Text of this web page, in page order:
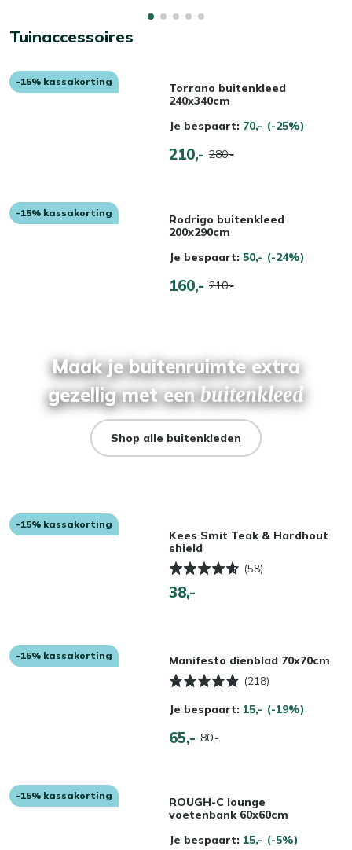
Tuinaccessoires
-15% kassakorting
Torrano buitenkleed
240x340cm
Je bespaart: 70,- (-25%)
210,- 280,-
-15% kassakorting
Rodrigo buitenkleed
200x290cm
Je bespaart: 50,- (-24%)
160,- 210,-
Maak je buitenruimte extra
gezellig met eenbuitenkleed
Shop alle buitenkleden
-15% kassakorting
Kees Smit Teak & Hardhout
shield
(58)
38,-
-15% kassakorting Manifesto dienblad 70x70cm
(218)
Je bespaart: 15,- (-19%)
65,- 80,-
-15% kassakorting
ROUGH-C lounge
voetenbank 60x60cm
Je bespaart: 15,- (-5%)